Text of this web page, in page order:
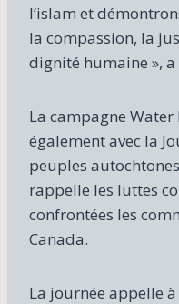
l’islam et
la compassion, la
dignité humaine »,
La campagne Water
également avec la
peuples
rappelle les luttes
confrontées les
Canada.
La journée appelle